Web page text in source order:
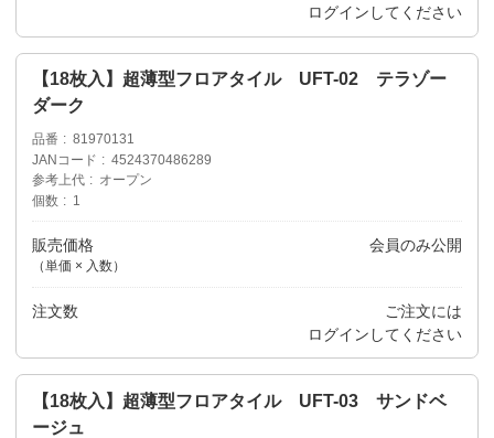
ログイン してください
【18枚入】超薄型フロアタイル UFT-02 テラゾー
ダーク
品番
81970131
JANコード
4524370486289
参考上代
オープン
個数
1
販売価格
（単価 × 入数）
会員のみ公開
注文数
ご注文には
ログイン してください
【18枚入】超薄型フロアタイル UFT-03 サンドベ
ージュ